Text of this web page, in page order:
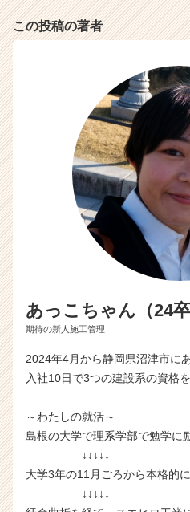
この投稿の著者
あっこちゃん（24卒
期待の新人施工管理
2024年4月から静岡県沼津市に
入社10日で3つの建設系の資格
～わたしの就活～
島根の大学で理系学部で勉学に
↓↓↓↓↓
大学3年の11月ごろから本格的
↓↓↓↓↓